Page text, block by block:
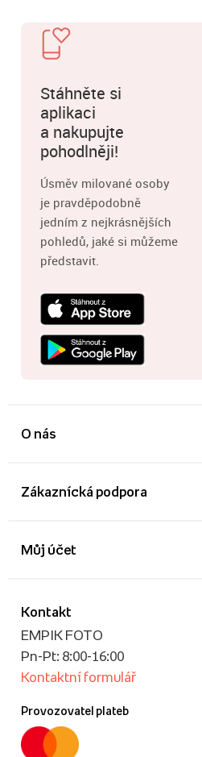
Stáhněte si
aplikaci
a nakupujte
pohodlněji!
Úsměv milované osoby
je pravděpodobně
jedním z nejkrásnějších
pohledů, jaké si můžeme
představit.
O nás
Zákaznícká podpora
Kontakt
EMPIK FOTO
Pn-Pt: 8:00-16:00
Kontaktní formulář
Provozovatel plateb
Můj účet